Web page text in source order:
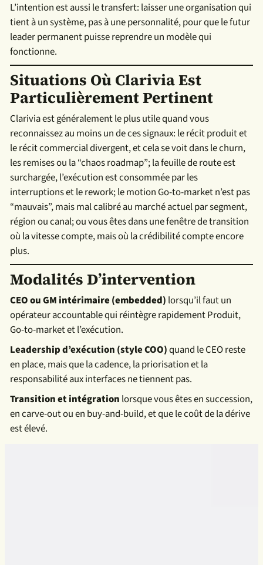
L’intention est aussi le transfert: laisser une organisation qui
tient à un système, pas à une personnalité, pour que le futur
leader permanent puisse reprendre un modèle qui
fonctionne.
Situations Où Clarivia Est
Particulièrement Pertinent
Clarivia est généralement le plus utile quand vous
reconnaissez au moins un de ces signaux: le récit produit et
le récit commercial divergent, et cela se voit dans le churn,
les remises ou la “chaos roadmap”; la feuille de route est
surchargée, l’exécution est consommée par les
interruptions et le rework; le motion Go-to-market n’est pas
“mauvais”, mais mal calibré au marché actuel par segment,
région ou canal; ou vous êtes dans une fenêtre de transition
où la vitesse compte, mais où la crédibilité compte encore
plus.
Modalités D’intervention
CEO ou GM intérimaire (embedded) lorsqu’il faut un
opérateur accountable qui réintègre rapidement Produit,
Go-to-market et l’exécution.
Leadership d’exécution (style COO)quand le CEO reste
en place, mais que la cadence, la priorisation et la
responsabilité aux interfaces ne tiennent pas.
Transition et intégration lorsque vous êtes en succession,
en carve-out ou en buy-and-build, et que le coût de la dérive
est élevé.